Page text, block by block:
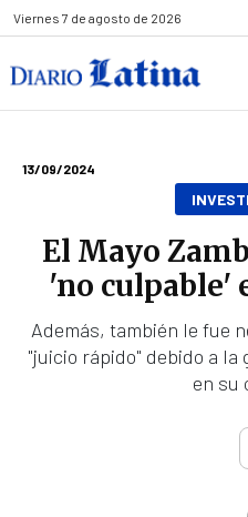
Viernes 7 de agosto de 2026
13/09/2024
El Mayo
'no culpable'
Además, también le fue
"juicio rápido" debido a
en su